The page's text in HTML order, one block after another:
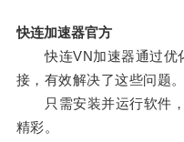
快连加速器官方
快连VN加速器通过优
接，有效解决了这些问题。
只需安装并运行软件，
精彩。